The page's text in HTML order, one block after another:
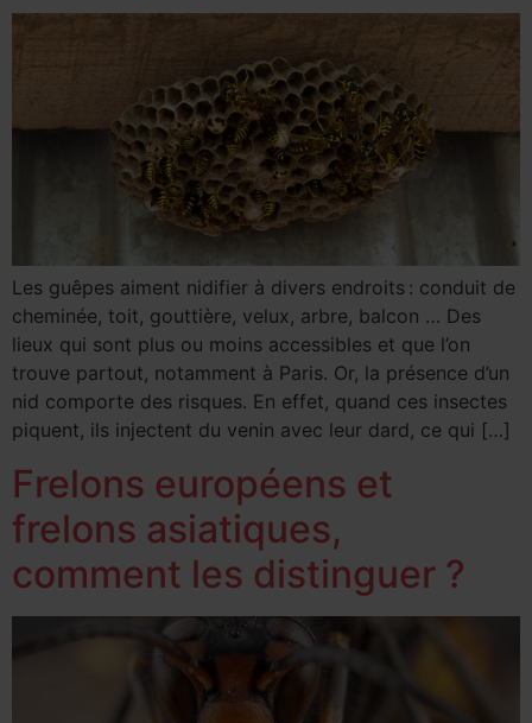
Les guêpes aiment nidifier à divers endroits : conduit de
cheminée, toit, gouttière, velux, arbre, balcon … Des
lieux qui sont plus ou moins accessibles et que l’on
trouve partout, notamment à Paris. Or, la présence d’un
nid comporte des risques. En effet, quand ces insectes
piquent, ils injectent du venin avec leur dard, ce qui […]
Frelons européens et
frelons asiatiques,
comment les distinguer ?